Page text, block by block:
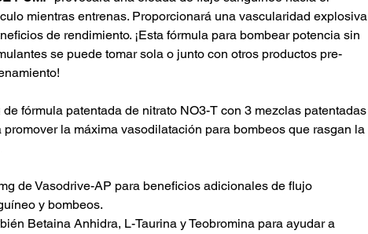
mientras entrenas. Proporcionará una vascularidad explosiva
de rendimiento. ¡Esta fórmula para bombear potencia sin
se puede tomar sola o junto con otros productos pre-
de fórmula patentada de nitrato NO3-T con 3 mezclas patentadas
promover la máxima vasodilatación para bombeos que rasgan la
de Vasodrive-AP para beneficios adicionales de flujo
y bombeos.
Betaina Anhidra, L-Taurina y Teobromina para ayudar a